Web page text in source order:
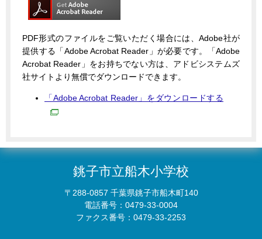
PDF形式のファイルをご覧いただく場合には、Adobe社が
提供する「Adobe Acrobat Reader」が必要です。「Adobe
Acrobat Reader」をお持ちでない方は、アドビシステムズ
社サイトより無償でダウンロードできます。
「Adobe Acrobat Reader」をダウンロードする
銚子市立船木小学校
〒288-0857 千葉県銚子市船木町140
電話番号：0479-33-0004
ファクス番号：0479-33-2253